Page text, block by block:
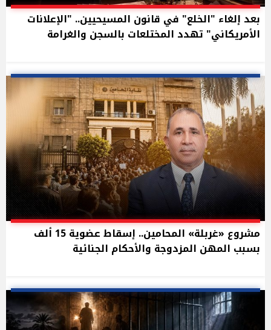
بعد إلغاء "الخلع" في قانون المسيحيين.. "الإعلانات
الأمريكاني" تهدد المختلعات بالسجن والغرامة
مشروع «غربلة» المحامين.. إسقاط عضوية 15 ألف
بسبب المهن المزدوجة والأحكام الجنائية